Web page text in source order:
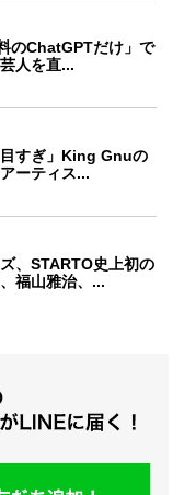
のChatGPTだけ」で
人を直...
目すぎ」King Gnuの
ーティス...
、STARTO史上初の
福山雅治、...